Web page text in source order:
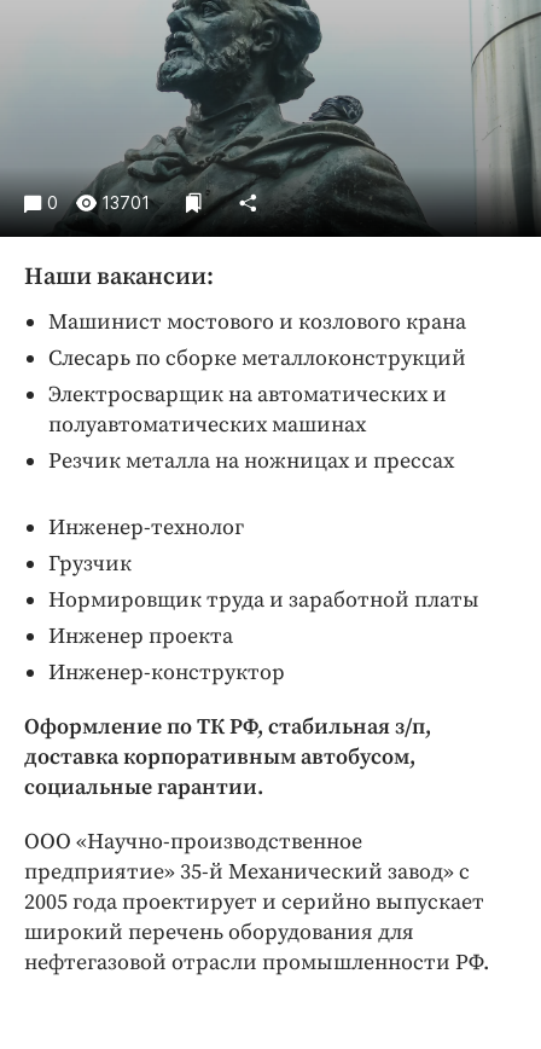
Общество
Праздники
Происшествия
Спорт
Экономика и бизнес
ПРОЕКТЫ
Блоги
Издания
Медиаперсона
Интересное чтиво
Клиника года
Бренд года
0 13701
Наши вакансии:
Машинист мостового и козлового крана
Слесарь по сборке металлоконструкций
Электросварщик на автоматических и
полуавтоматических машинах
Резчик металла на ножницах и прессах
Инженер-технолог
Грузчик
Нормировщик труда и заработной платы
Инженер проекта
Инженер-конструктор
Оформление по ТК РФ, стабильная з/п,
доставка корпоративным автобусом,
социальные гарантии.
ООО «Научно-производственное
предприятие» 35-й Механический завод» с
2005 года проектирует и серийно выпускает
широкий перечень оборудования для
нефтегазовой отрасли промышленности РФ.